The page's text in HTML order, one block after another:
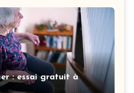
: essai gratuit à